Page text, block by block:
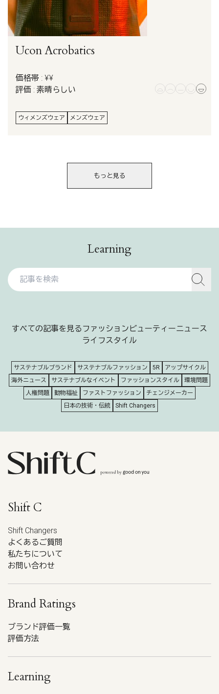
Ucon Acrobatics
価格帯 : ¥¥
評価 : 素晴らしい
ウィメンズウェア メンズウェア
もっと見る
Learning
すべての記事を見る ファッションビューティーニュース
ライフスタイル
サステナブルブランド サステナブルファッション 5R
アップサイクル
海外ニュース
サステナブルなイベント ファッションスタイル
環境問題
人権問題
動物福祉 ファストファッション
チェンジメーカー
日本の技術・伝統
Shift Changers
Shift C
Shift Changers
よくあるご質問
私たちについて
お問い合わせ
Brand Ratings
ブランド評価一覧
評価方法
Learning